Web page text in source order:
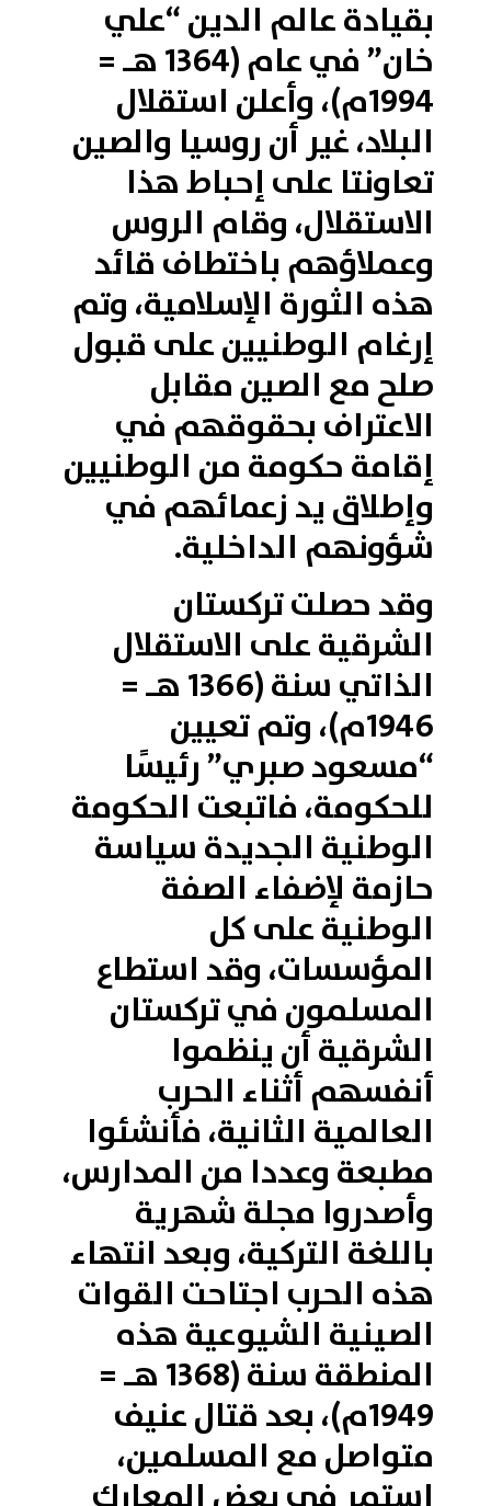
بقيادة عالم الدين “علي
خان” في عام (1364 هـ =
1994م)، وأعلن استقلال
البلاد، غير أن روسيا والصين
تعاونتا على إحباط هذا
الاستقلال، وقام الروس
وعملاؤهم باختطاف قائد
هذه الثورة الإسلامية، وتم
إرغام الوطنيين على قبول
صلح مع الصين مقابل
الاعتراف بحقوقهم في
إقامة حكومة من الوطنيين
وإطلاق يد زعمائهم في
شؤونهم الداخلية.
وقد حصلت تركستان
الشرقية على الاستقلال
الذاتي سنة (1366 هـ =
1946م)، وتم تعيين
“مسعود صبري” رئيسًا
للحكومة، فاتبعت الحكومة
الوطنية الجديدة سياسة
حازمة لإضفاء الصفة
الوطنية على كل
المؤسسات، وقد استطاع
المسلمون في تركستان
الشرقية أن ينظموا
أنفسهم أثناء الحرب
العالمية الثانية، فأنشئوا
مطبعة وعددا من المدارس،
وأصدروا مجلة شهرية
باللغة التركية، وبعد انتهاء
هذه الحرب اجتاحت القوات
الصينية الشيوعية هذه
المنطقة سنة (1368 هـ =
1949م)، بعد قتال عنيف
متواصل مع المسلمين،